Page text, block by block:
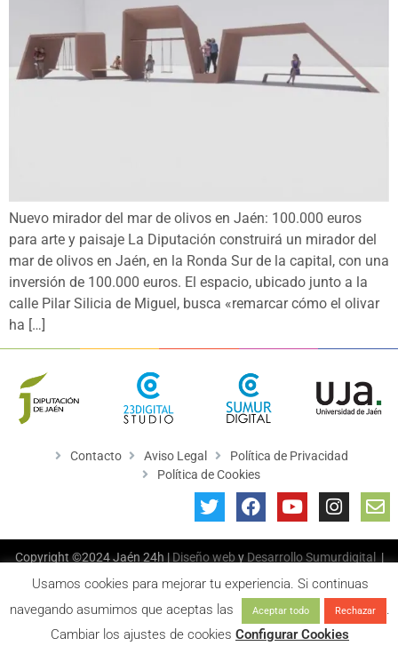
Nuevo mirador del mar de olivos en Jaén: 100.000 euros
para arte y paisaje La Diputación construirá un mirador del
mar de olivos en Jaén, en la Ronda Sur de la capital, con una
inversión de 100.000 euros. El espacio, ubicado junto a la
calle Pilar Silicia de Miguel, busca «remarcar cómo el olivar
ha […]
Contacto Aviso Legal
Política de Privacidad
Política de Cookies
Copyright ©2024 Jaén 24h | Diseño weby Desarrollo Sumurdigital
|
All Rights Reserved
Usamos cookies para mejorar tu experiencia. Si continuas
navegando asumimos que aceptas las
Aceptar todo Rechazar
.
Cambiar los ajustes de cookies Configurar Cookies